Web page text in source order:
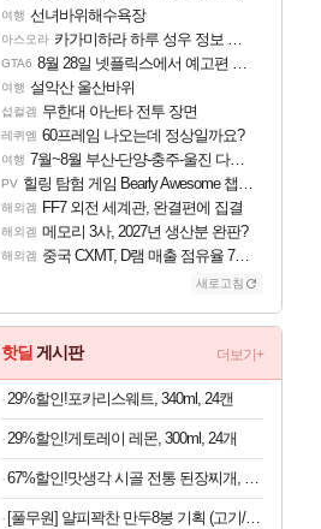
여행 선녀바위해수욕장
아스오라 카가미하라 하루 성우 정보 및 주요 필모
GTA6 8월 28일 넷플릭스에서 예고편 공개 예정
여행 설악산 울산바위
섭컬겜 무한대 아난타 전투 장면
레퀴엠 60프레임 나오는데 정상일까요?
여행 7월~8월 부산-단양-충주-울진 다녀왔어요~
PV 힐링 탐험 게임 Bearly Awesome 챕터 1 트레일러
해외겜 FF7 외전 세계관, 완결편에 집결
해외겜 메모리 3사, 2027년 생산분 완판?
해외겜 중국 CXMT, D램 매출 점유율 7%…글로벌 4위로 부상
새로고침
핫딜 게시판 더보기+
29%할인!포카리스웨트, 340ml, 24캔
29%할인!게토레이 레몬, 300ml, 24개
67%할인!맛생각 시골 전통 된장찌개, 600g, 5개
[풀무원] 얄피꽉찬 만두8봉 기획 (고기/김치/교자/물만두 외)